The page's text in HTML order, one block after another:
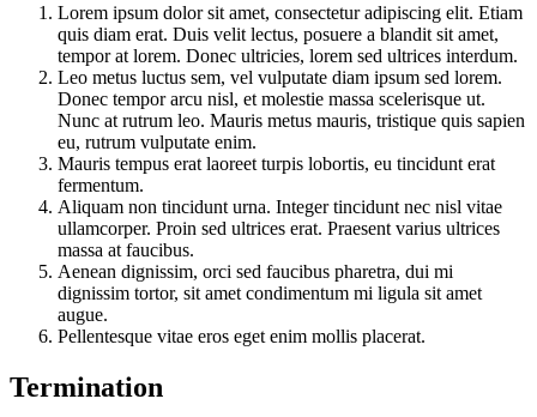
Lorem ipsum dolor sit amet, consectetur adipiscing elit. Etiam
quis diam erat. Duis velit lectus, posuere a blandit sit amet,
tempor at lorem. Donec ultricies, lorem sed ultrices interdum.
Leo metus luctus sem, vel vulputate diam ipsum sed lorem.
Donec tempor arcu nisl, et molestie massa scelerisque ut.
Nunc at rutrum leo. Mauris metus mauris, tristique quis sapien
eu, rutrum vulputate enim.
Mauris tempus erat laoreet turpis lobortis, eu tincidunt erat
fermentum.
Aliquam non tincidunt urna. Integer tincidunt nec nisl vitae
ullamcorper. Proin sed ultrices erat. Praesent varius ultrices
massa at faucibus.
Aenean dignissim, orci sed faucibus pharetra, dui mi
dignissim tortor, sit amet condimentum mi ligula sit amet
augue.
Pellentesque vitae eros eget enim mollis placerat.
Termination